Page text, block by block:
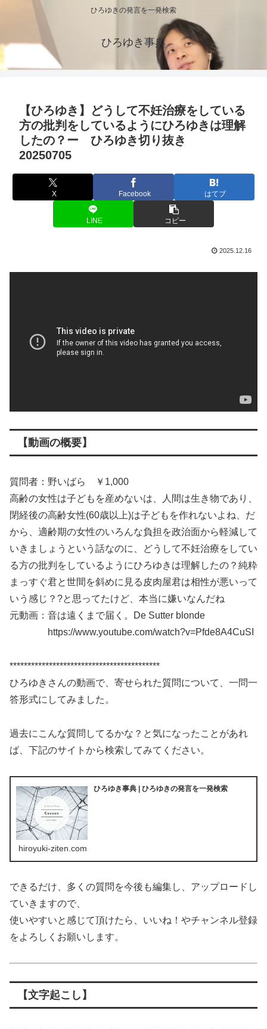
ひろゆきの発言を一発検索
ひろゆき事典
【ひろゆき】どうして不妊治療をしている
方の批判をしているようにひろゆきは理解
したの？ー ひろゆき切り抜き
20250705
X Facebook はてブ
LINE コピー
2025.12.16
【動画の概要】
質問者：野いばら ￥1,000
高齢の女性は子どもを産めないは、人間は生き物であり、
閉経後の高齢女性(60歳以上)は子どもを作れないよね、だ
から、適齢期の女性のいろんな負担を政治面から軽減して
いきましょうという話なのに、どうして不妊治療をしてい
る方の批判をしているようにひろゆきは理解したの？純粋
まっすぐ君と世間を斜めに見る皮肉屋君は相性が悪いって
いう感じ？?と思ってたけど、本当に嫌いなんだね
元動画：音は遠くまで届く。De Sutter blonde
https://www.youtube.com/watch?v=Pfde8A4CuSI
******************************************
ひろゆきさんの動画で、寄せられた質問について、一問一
答形式にしてみました。
過去にこんな質問してるかな？と気になったことがあれ
ば、下記のサイトから検索してみてください。
ひろゆき事典 | ひろゆきの発言を一発検索
hiroyuki-ziten.com
できるだけ、多くの質問を今後も編集し、アップロードし
ていきますので、
使いやすいと感じて頂けたら、いいね！やチャンネル登録
をよろしくお願いします。
【文字起こし】